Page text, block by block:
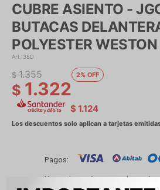
CUBRE ASIENTO -
BUTACAS
POLYESTER WESTON
38D
$ 1.322
$ 1.355 2
$ 1.124
Pagos:
Ver opciones de pago y planes de